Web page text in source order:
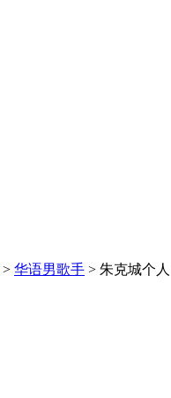
> 华语男歌手 > 朱克城个